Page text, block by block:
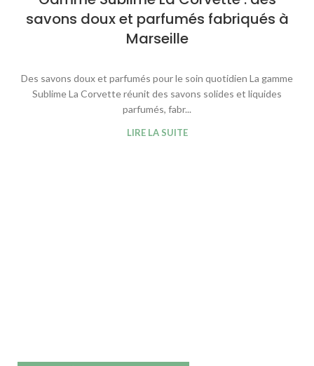
savons doux et parfumés fabriqués à
Marseille
Des savons doux et parfumés pour le soin quotidien La gamme
Sublime La Corvette réunit des savons solides et liquides
parfumés, fabr...
LIRE LA SUITE